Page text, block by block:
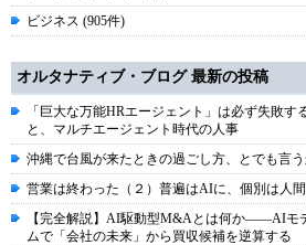
ビジネス (905件)
オルタナティブ・ブログ 最新の投稿
「巨大な万能HRエージェント」は必ず失敗す
と、マルチエージェント時代の人事
沖縄で台風が来たときの過ごし方、とでも言
営業は終わった（２）普遍はAIに、個別は人
【完全解説】AI駆動型M&Aとは何か――AIモ
ムで「会社の未来」から買収候補を逆算する